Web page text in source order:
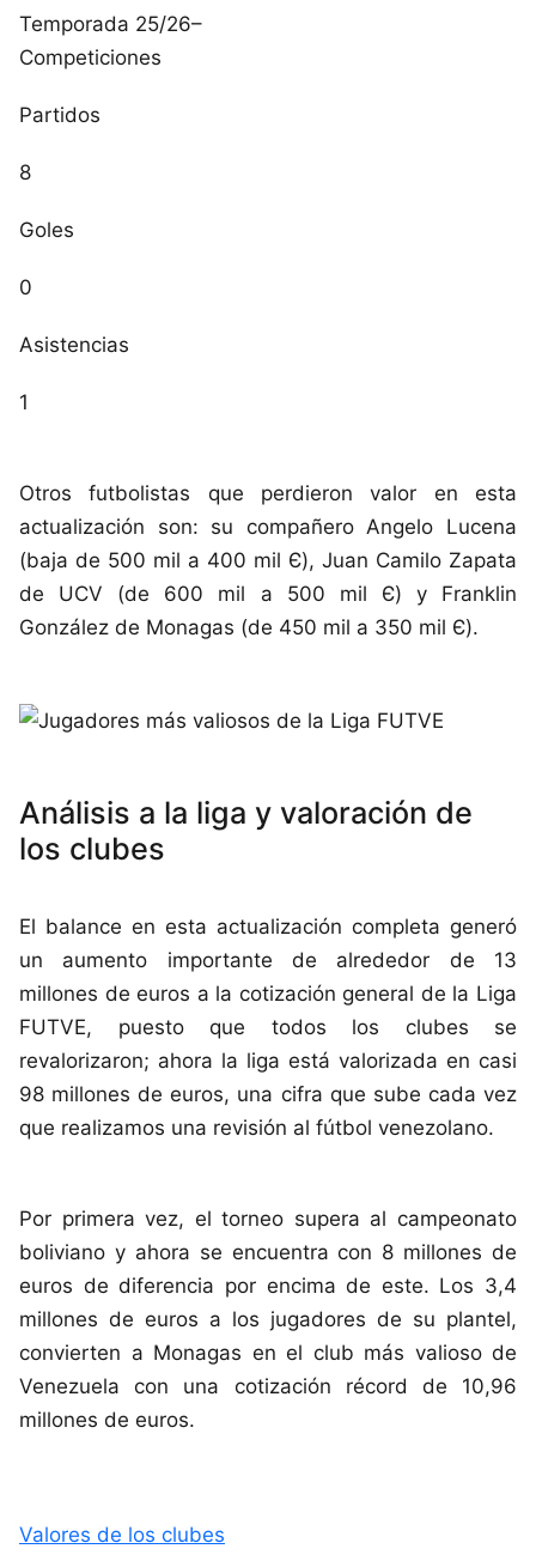
Temporada 25/26–
Competiciones
Partidos
8
Goles
0
Asistencias
1
Otros futbolistas que perdieron valor en esta
actualización son: su compañero Angelo Lucena
(baja de 500 mil a 400 mil Є), Juan Camilo Zapata
de UCV (de 600 mil a 500 mil Є) y Franklin
González de Monagas (de 450 mil a 350 mil Є).
Análisis a la liga y valoración de
los clubes
El balance en esta actualización completa generó
un aumento importante de alrededor de 13
millones de euros a la cotización general de la Liga
FUTVE, puesto que todos los clubes se
revalorizaron; ahora la liga está valorizada en casi
98 millones de euros, una cifra que sube cada vez
que realizamos una revisión al fútbol venezolano.
Por primera vez, el torneo supera al campeonato
boliviano y ahora se encuentra con 8 millones de
euros de diferencia por encima de este. Los 3,4
millones de euros a los jugadores de su plantel,
convierten a Monagas en el club más valioso de
Venezuela con una cotización récord de 10,96
millones de euros.
Valores de los clubes